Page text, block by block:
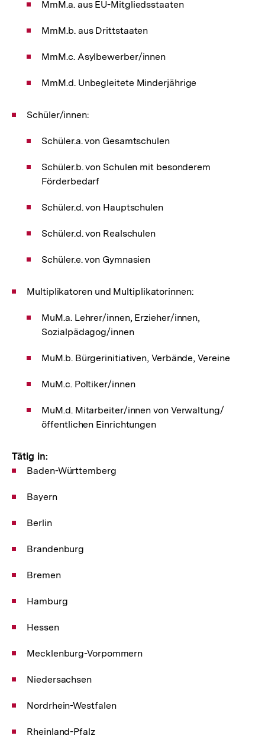
MmM.a. aus EU-Mitgliedsstaaten
MmM.b. aus Drittstaaten
MmM.c. Asylbewerber/innen
MmM.d. Unbegleitete Minderjährige
Schüler/innen:
Schüler.a. von Gesamtschulen
Schüler.b. von Schulen mit besonderem
Förderbedarf
Schüler.d. von Hauptschulen
Schüler.d. von Realschulen
Schüler.e. von Gymnasien
Multiplikatoren und Multiplikatorinnen:
MuM.a. Lehrer/innen, Erzieher/innen,
Sozialpädagog/innen
MuM.b. Bürgerinitiativen, Verbände, Vereine
MuM.c. Poltiker/innen
MuM.d. Mitarbeiter/innen von Verwaltung/
öffentlichen Einrichtungen
Tätig in:
Baden-Württemberg
Bayern
Berlin
Brandenburg
Bremen
Hamburg
Hessen
Mecklenburg-Vorpommern
Niedersachsen
Nordrhein-Westfalen
Rheinland-Pfalz